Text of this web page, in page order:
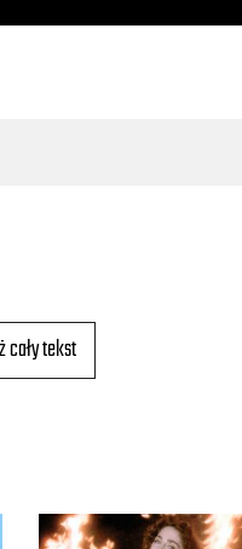
cały tekst